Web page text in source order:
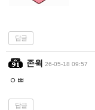
답글
존윅 26-05-18 09:57
ㅇㅃ
답글